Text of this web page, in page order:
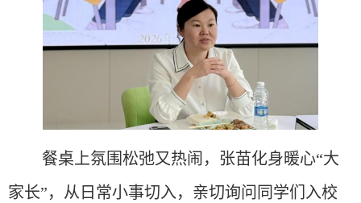
餐桌上氛围松弛又热闹，张苗化身暖心“大
家长”，从日常小事切入，亲切询问同学们入校